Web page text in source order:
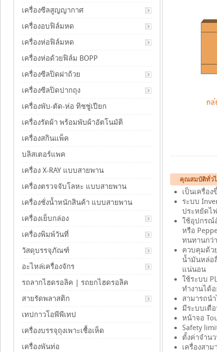
คุณสมบัติทั่วไ
เป็นเครื่อ
ระบบ
ประหยัดไ
ใช้อุปกรณ์
หรือ
ทนทานกว่
ควบคุมด้ว
น้ำมันหล่อ
แน่นอน
ใช้ระบบ
ทำงานได้
สามารถน
มีระบบเตื
หน้าจอ
Safety
ตั้งค่าจำน
เครื่องสา
เครื่องซีลสูญญากาศ
เครื่องอบฟิล์มหด
เครื่องห่อฟิล์มหด
เครื่องห่อด้วยฟิล์ม BOPP
เครื่องซีลปิดฝาถ้วย
เครื่องซีลปิดปากถุง
เครื่องพับ-ตัด-ห่อ ทิชชู่เปียก
เครื่องรัดผ้า พร้อมพับผ้าอัตโนมัติ
เครื่องสกินแพ็ค
บลิสเตอร์แพค
เครื่อง X-RAY แบบสายพาน
เครื่องตรวจจับโลหะ แบบสายพาน
เครื่องชั่งน้ำหนักสินค้า แบบสายพาน
เครื่องเย็บกล่อง
เครื่องพิมพ์วันที่
วัสดุบรรจุภัณฑ์
อะไหล่เครื่องจักร
รถลากไฮดรอลิค | รถยกไฮดรอลิค
สายรัดพลาสติก
เทปกาวโอพีพีเทป
เครื่องบรรจุถุงเพาะเชื้อเห็ด
เครื่องพันท่อ